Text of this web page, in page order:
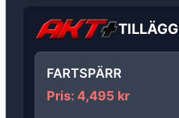
TILLÄGG
FARTSPÄRR
Pris: 4,495 kr